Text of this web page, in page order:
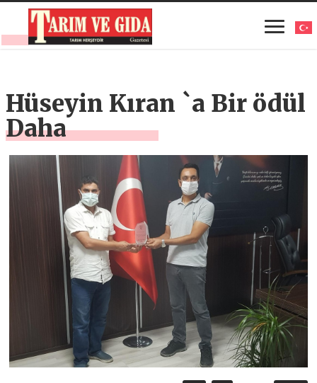
Hüseyin Kıran `a Bir ödül
Daha